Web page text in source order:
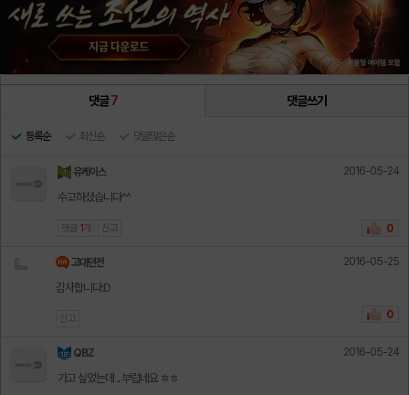
댓글7 댓글쓰기
등록순 최신순 댓글많은순
유케이스 2016-05-24
수고하셨습니다^^
댓글 1 개 신고 0
고대던전 2016-05-25
감사합니다:D
신고 0
QBZ 2016-05-24
가고 싶었는데 .. 부럽네요 ㅎㅎ